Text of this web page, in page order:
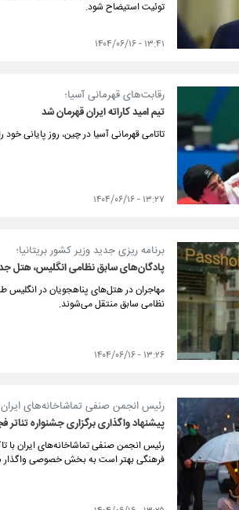
توئیت استیضاح شود.
۱۳:۴۱ - ۱۴۰۴/۰۶/۱۶
رقابت‌های قهرمانی آسیا؛
تیم امید کاراته ایران قهرمان شد
تاتامی قهرمانی آسیا در چین، روز پایانی
۱۳:۲۷ - ۱۴۰۴/۰۶/۱۶
برنامه ریزی جدید وزیر کشور بریتانیا؛
پادگان‌های سابق نظامی انگلیس، هتل
مهاجران در هتل‌های پناهجویان در انگلیس
نظامی سابق منتقل می‌شوند.
۱۳:۲۶ - ۱۴۰۴/۰۶/۱۶
رئیس انجمن صنفی تماشاخانه‌های
پیشنهاد واگذاری برگزاری جشنواره
رئیس انجمن صنفی تماشاخانه‌های ایران با
فرهنگی بهتر است به بخش خصوصی واگذار